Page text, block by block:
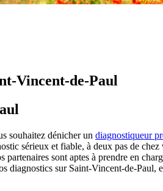
Vincent-de-Paul
souhaitez dénicher un diagnostiqueur
sérieux et fiable, à deux pas de
sont aptes à prendre en
diagnostics sur Saint-Vincent-de-Paul,